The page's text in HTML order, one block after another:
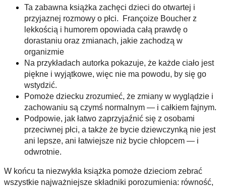
Ta zabawna książka zachęci dzieci do otwartej i
przyjaznej rozmowy o płci.  Françoize Boucher z
lekkością i humorem opowiada całą prawdę o
dorastaniu oraz zmianach, jakie zachodzą w
organizmie
Na przykładach autorka pokazuje, że każde ciało jest
piękne i wyjątkowe, więc nie ma powodu, by się go
wstydzić.
Pomoże dziecku zrozumieć, że zmiany w wyglądzie i
zachowaniu są czymś normalnym — i całkiem fajnym.
Podpowie, jak łatwo zaprzyjaźnić się z osobami
przeciwnej płci, a także że bycie dziewczynką nie jest
ani lepsze, ani łatwiejsze niż bycie chłopcem — i
odwrotnie.
W końcu ta niezwykła książka pomoże dzieciom zebrać
wszystkie najważniejsze składniki porozumienia: równość,